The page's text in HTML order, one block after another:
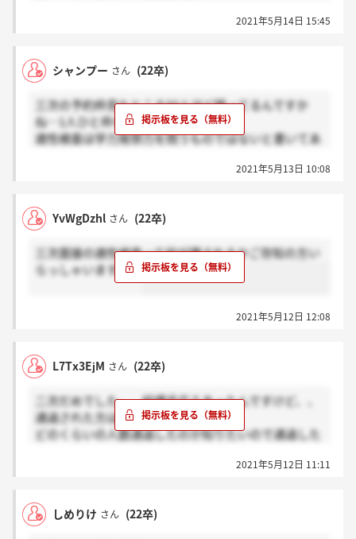
2021年5月14日 15:45
シャンプー さん (22卒)
三次の予約枠見たところ50人ほど残ってるんですか
ね…1人ひと枠なら、の話ですが。
適性検査は学力発想力を問うものではないと書いてあ
のかと…？まあURLみないとなんとも言えませんが…
2021年5月13日 10:08
YvWgDzhl さん (22卒)
三次面接の適性検査って何が課されるかご存知の方い
らっしゃいますか？
2021年5月12日 12:08
L7Tx3EjM さん (22卒)
二次だめでした、、結構手応えあったんですけど、、
通過された方は頑張って下さい！
どのくらいの人数通過したのか知りたいので通過した
2021年5月12日 11:11
しめりけ さん (22卒)